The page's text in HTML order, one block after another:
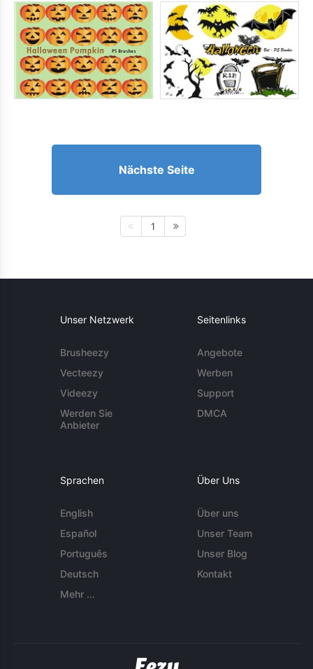
Nächste Seite
1
Unser Netzwerk
Brusheezy
Vecteezy
Videezy
Werden Sie
Anbieter
Seitenlinks
Angebote
Werben
Support
DMCA
Sprachen
English
Español
Português
Deutsch
Mehr ...
Über Uns
Über uns
Unser Team
Unser Blog
Kontakt